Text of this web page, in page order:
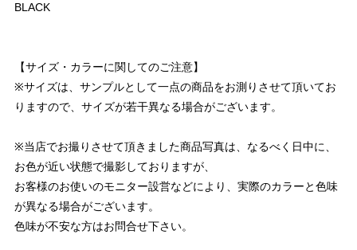
BLACK
【サイズ・カラーに関してのご注意】
※サイズは、サンプルとして一点の商品をお測りさせて頂いてお
りますので、サイズが若干異なる場合がございます。
※当店でお撮りさせて頂きました商品写真は、なるべく日中に、
お色が近い状態で撮影しておりますが、
お客様のお使いのモニター設営などにより、実際のカラーと色味
が異なる場合がございます。
色味が不安な方はお問合せ下さい。